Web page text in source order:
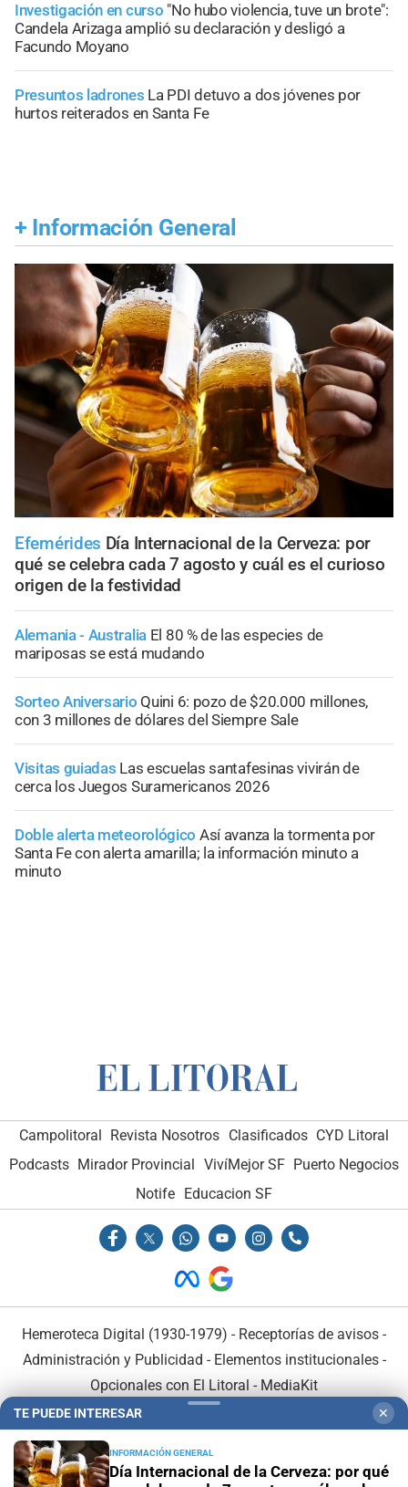
Investigación en curso "No hubo violencia, tuve un brote":
Candela Arizaga amplió su declaración y desligó a
Facundo Moyano
Presuntos ladrones La PDI detuvo a dos jóvenes por
hurtos reiterados en Santa Fe
+ Información General
Efemérides Día Internacional de la Cerveza: por
qué se celebra cada 7 agosto y cuál es el curioso
origen de la festividad
Alemania - Australia El 80 % de las especies de
mariposas se está mudando
Sorteo Aniversario Quini 6: pozo de $20.000 millones,
con 3 millones de dólares del Siempre Sale
Visitas guiadas Las escuelas santafesinas vivirán de
cerca los Juegos Suramericanos 2026
Doble alerta meteorológico Así avanza la tormenta por
Santa Fe con alerta amarilla; la información minuto a
minuto
Campolitoral Revista Nosotros Clasificados CYD Litoral
Podcasts Mirador Provincial VivíMejor SF Puerto Negocios
Notife Educacion SF
Hemeroteca Digital (1930-1979) - Receptorías de avisos -
Administración y Publicidad - Elementos institucionales-
Opcionales con El Litoral - MediaKit
TE PUEDE INTERESAR ✕
INFORMACIÓN GENERAL
Día Internacional de la Cerveza: por qué